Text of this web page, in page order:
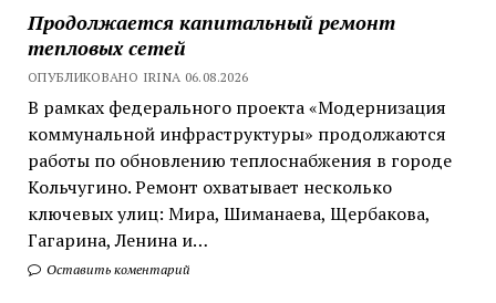
Продолжается капитальный ремонт
тепловых сетей
ОПУБЛИКОВАНО IRINA 06.08.2026
В рамках федерального проекта «Модернизация
коммунальной инфраструктуры» продолжаются
работы по обновлению теплоснабжения в городе
Кольчугино. Ремонт охватывает несколько
ключевых улиц: Мира, Шиманаева, Щербакова,
Гагарина, Ленина и…
Оставить коментарий